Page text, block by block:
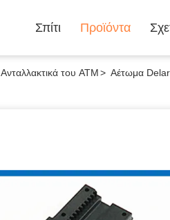
Σπίτι Προϊόντα
Ανταλλακτικά του ATM> Αέτωμα